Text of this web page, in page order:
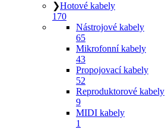
❯Hotové kabely
170
Nástrojové kabely
65
Mikrofonní kabely
43
Propojovací kabely
52
Reproduktorové kabely
9
MIDI kabely
1